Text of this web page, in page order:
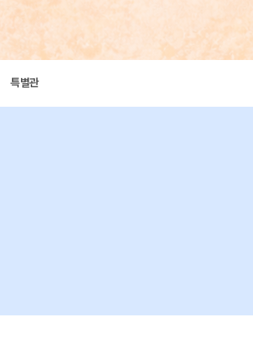
특별관